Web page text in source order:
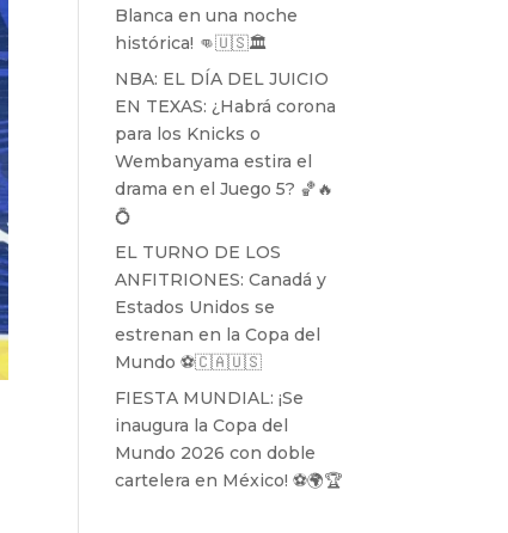
Blanca en una noche
histórica! 👊🇺🇸🏛️
NBA: EL DÍA DEL JUICIO
EN TEXAS: ¿Habrá corona
para los Knicks o
Wembanyama estira el
drama en el Juego 5? 🏀🔥
💍
EL TURNO DE LOS
ANFITRIONES: Canadá y
Estados Unidos se
estrenan en la Copa del
Mundo ⚽️🇨🇦🇺🇸
FIESTA MUNDIAL: ¡Se
inaugura la Copa del
Mundo 2026 con doble
cartelera en México! ⚽️🌍🏆